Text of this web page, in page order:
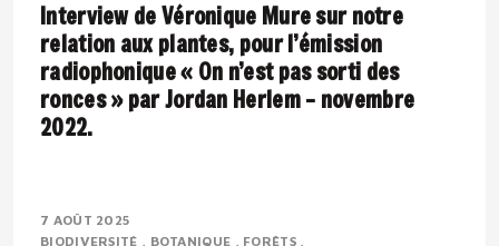
Interview de Véronique Mure sur notre
relation aux plantes, pour l’émission
radiophonique « On n’est pas sorti des
ronces » par Jordan Herlem – novembre
2022.
ingénieure en agronomie tropicale. Passionnée par la
7 AOÛT 2025
BIODIVERSITÉ
BOTANIQUE
FORÊTS